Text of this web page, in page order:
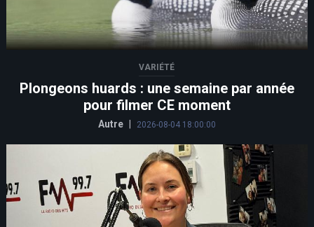
VARIÉTÉ
Plongeons huards : une semaine par année
pour filmer CE moment
Autre 2026-08-04 18:00:00